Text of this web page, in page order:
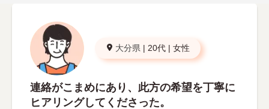
大分県 | 20代 | 女性
連絡がこまめにあり、此方の希望を丁寧に
ヒアリングしてくださった。